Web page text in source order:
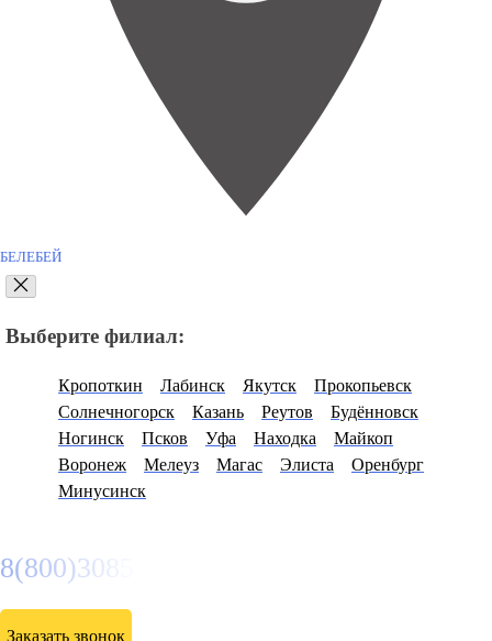
БЕЛЕБЕЙ
Выберите филиал:
Кропоткин Лабинск Якутск
Прокопьевск
Солнечногорск
Казань Реутов
Будённовск
Ногинск
Псков Уфа Находка
Майкоп
Воронеж
Мелеуз Магас Элиста
Оренбург
Минусинск
8(800)3085303
Заказать звонок